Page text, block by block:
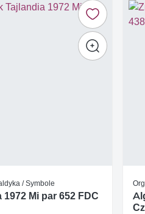
/ Symbole
1972 Mi par 652 FDC